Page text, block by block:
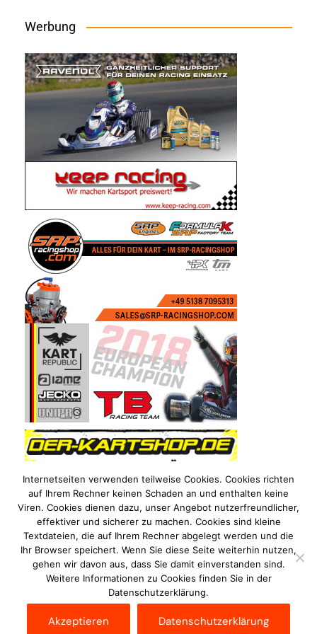
Werbung
Impressum Datenschutzerklärung
Disclaimer
Kontakt
Internetseiten verwenden teilweise Cookies. Cookies richten
auf Ihrem Rechner keinen Schaden an und enthalten keine
Viren. Cookies dienen dazu, unser Angebot nutzerfreundlicher,
effektiver und sicherer zu machen. Cookies sind kleine
Textdateien, die auf Ihrem Rechner abgelegt werden und die
Ihr Browser speichert. Wenn Sie diese Seite weiterhin nutzen,
gehen wir davon aus, dass Sie damit einverstanden sind.
Weitere Informationen zu Cookies finden Sie in der
Datenschutzerklärung.
Akzeptieren Datenschutzerklärung